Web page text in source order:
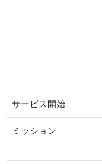
サービス開始
ミッション